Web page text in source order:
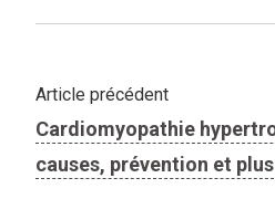
Article précédent
Cardiomyopathie
causes, prévention et plus